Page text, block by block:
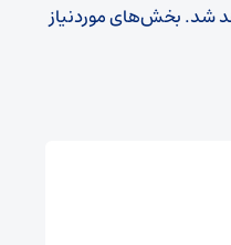
شد.بخش‌های موردنیاز